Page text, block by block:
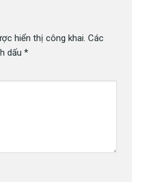
hiển thị công khai. Các
dấu *